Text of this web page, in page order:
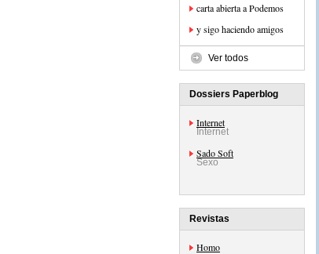
carta abierta a Podemos
y sigo haciendo amigos
Ver todos
Dossiers Paperblog
Internet
Internet
Sado Soft
Sexo
Revistas
Homo